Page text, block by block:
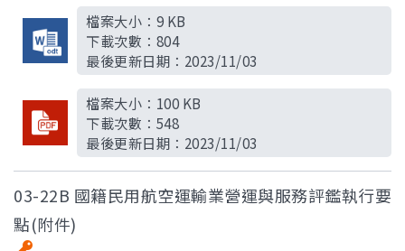
檔案大小： 9 KB
下載次數： 804
最後更新日期： 2023/11/03
檔案大小： 100 KB
下載次數： 548
最後更新日期： 2023/11/03
03-22B 國籍民用航空運輸業營運與服務評鑑執行要
點(附件)